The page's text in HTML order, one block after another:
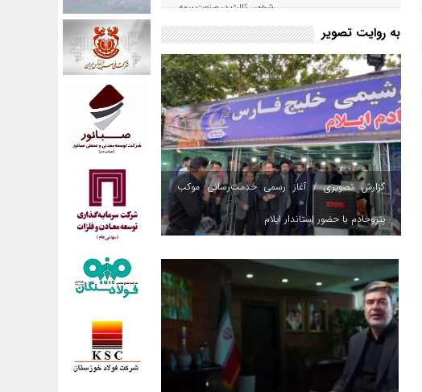
شخص ثالث در صنعت بیمه
به روایت تصویر
گزارش تصویری / آغاز رسمی خدمت‌رسانی موکب
پتروخادم با حضور استاندار ایلام